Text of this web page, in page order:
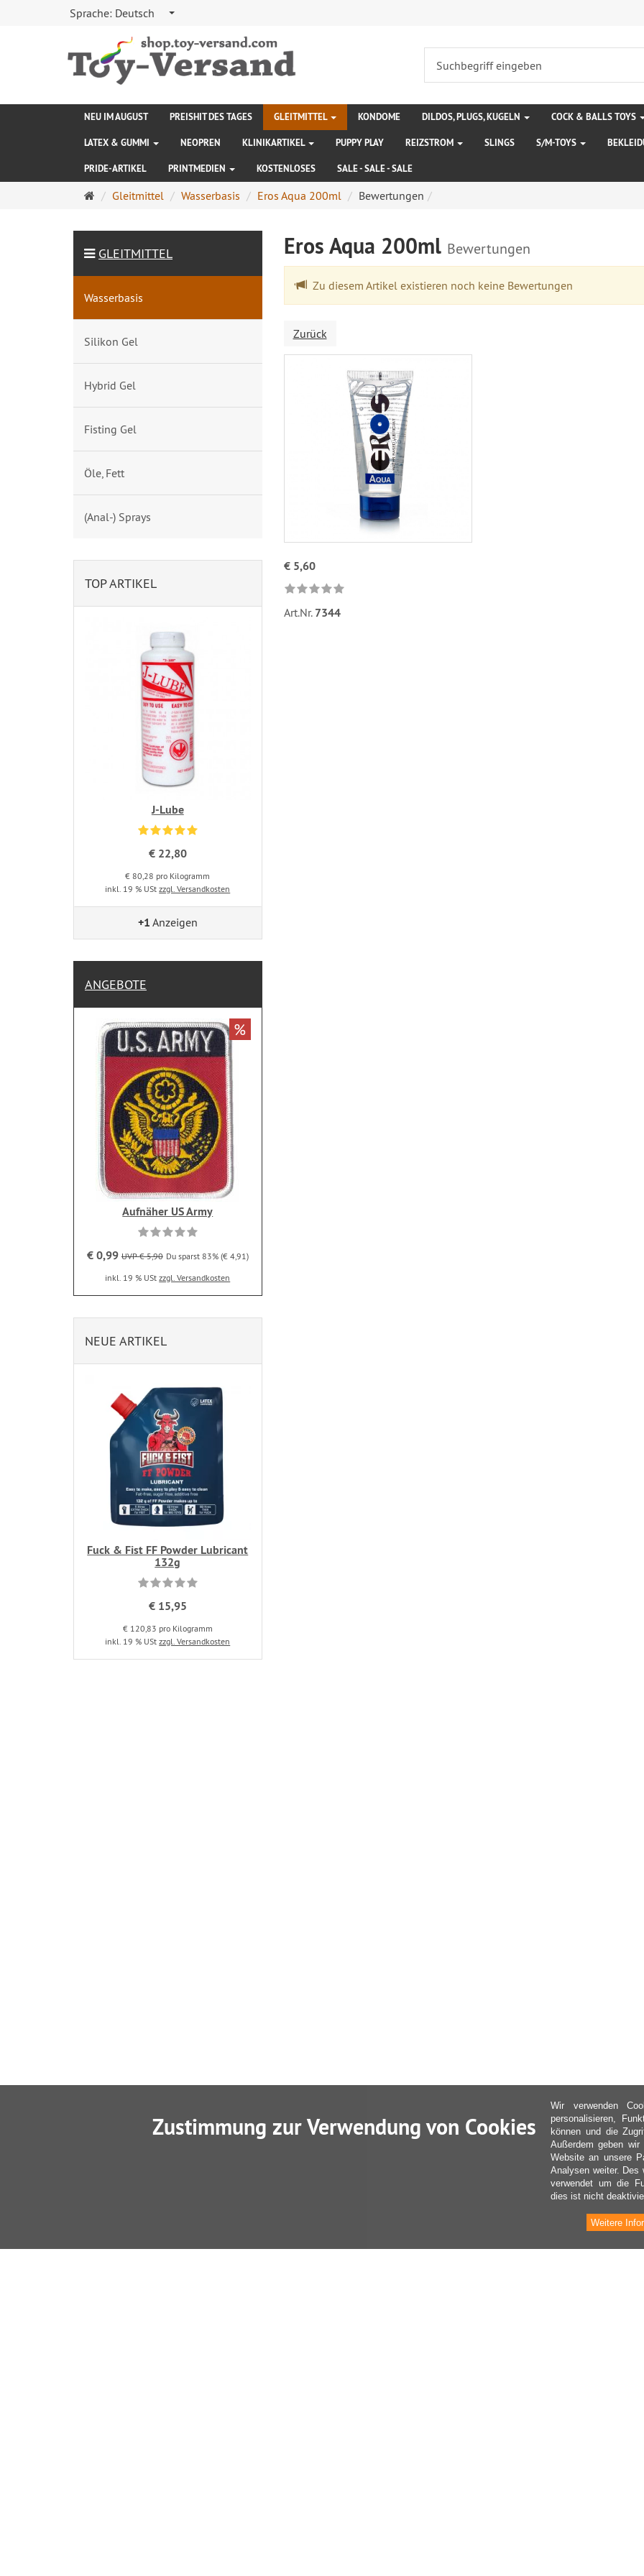
Sprache: Deutsch
NEU IM AUGUST PREISHIT DES TAGES GLEITMITTEL KONDOME DILDOS, PLUGS, KUGELN COCK & BALLS TOYS
LATEX & GUMMI NEOPREN KLINIKARTIKEL PUPPY PLAY REIZSTROM SLINGS S/M-TOYS
PRIDE-ARTIKEL PRINTMEDIEN KOSTENLOSES SALE - SALE - SALE
Startseite
Gleitmittel Wasserbasis Eros Aqua 200ml Bewertungen
Eros Aqua 200ml Bewertungen
Zu diesem Artikel existieren noch keine Bewertungen
Zurück
€ 5,60
Art.Nr. 7344
GLEITMITTEL
Wasserbasis
Silikon Gel
Hybrid Gel
Fisting Gel
Öle, Fett
(Anal-) Sprays
TOP ARTIKEL
J-Lube
€ 22,80
€ 80,28 pro Kilogramm
inkl. 19 % UStzzgl. Versandkosten
+1 Anzeigen
ANGEBOTE
Aufnäher US Army
€ 0,99 UVP € 5,90 Du sparst 83% (€ 4,91)
inkl. 19 % UStzzgl. Versandkosten
%
NEUE ARTIKEL
Fuck & Fist FF Powder Lubricant
132g
€ 15,95
€ 120,83 pro Kilogramm
inkl. 19 % UStzzgl. Versandkosten
Zustimmung zur Verwendung von Cookies
Wir verwenden
personalisieren,
können und die
Außerdem geben
Website an unsere
Analysen weiter. Des
verwendet um die
dies ist nicht
Weitere